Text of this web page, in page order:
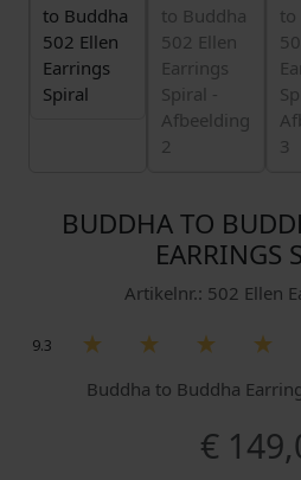
BUDDHA TO
EARRINGS
Artikelnr.: 502 Ellen
9.3
Buddha to Buddha
€